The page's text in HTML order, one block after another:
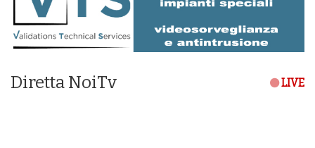
Diretta NoiTv LIVE